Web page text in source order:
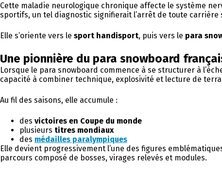
Cette maladie neurologique chronique affecte le système
sportifs, un tel diagnostic signifierait l’arrêt de toute carrière
Elle s’oriente vers le sport handisport, puis vers le para
Une pionnière du para snowboard
Lorsque le para snowboard commence à se structurer à
capacité à combiner technique, explosivité et lecture de
Au fil des saisons, elle accumule :
des victoires en Coupe du monde
plusieurs titres mondiaux
des médailles paralympiques
Elle devient progressivement l’une des figures
parcours composé de bosses, virages relevés et modules.